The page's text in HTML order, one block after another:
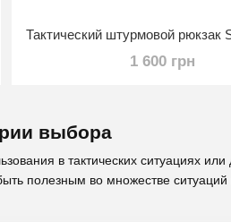
выбора
в тактических ситуациях или
полезным во множестве ситуаций
1 600 грн